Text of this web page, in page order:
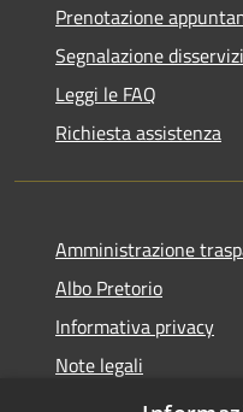
Prenotazione
Segnalazione
Leggi le FAQ
Richiesta assistenza
Amministrazione
Albo Pretorio
Informativa privacy
Note legali
Dichiarazione di